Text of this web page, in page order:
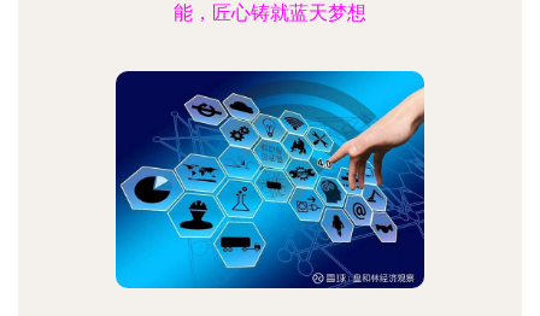
能，匠心铸就蓝天梦想